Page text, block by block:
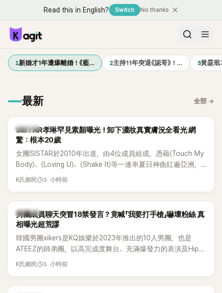
Read this in English? Switch No thanks
1新婚才1年遭爆離婚！《藍… 2主持11年突退《認哥》！… 3黃晸
最新 全部 →
K-POP
SISTAR孝琳罕見素顏曝光！卸下濃妝真實膚況全看光 網
驚：根本20歲
女團SISTAR於2010年出道，由4位成員組成，憑藉〈Touch My
Body〉、〈Loving U〉、〈Shake It〉等一連串夏日神曲紅遍亞洲，
獲封「夏日女王」。不過，團體在出道滿7年後宣布解散，成員各
不僅展現兩人多年不變的好交情，她幾乎素顏入鏡的真實模
樣，也意外掀起網友熱議。
K氏鄉民 3 小時前
K-POP
男團成員聊天突冒18禁發言？竟喊「我要打手槍」嚇壞粉絲 真
相曝光超荒謬
韓國男團xikers是KQ娛樂於2023年推出的10人男團，也是
ATEEZ的師弟團，以高完成度舞台、充滿爆發力的表演及Hip-
Hop風格聞名，出道後迅速累積大批海內外粉絲，近年也陸續
K氏鄉民 3 小時前